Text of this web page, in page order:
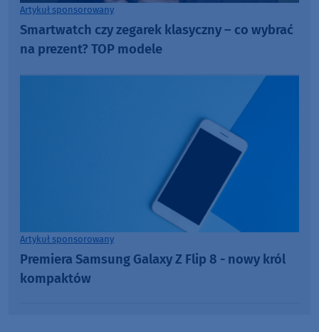
Artykuł sponsorowany
Smartwatch czy zegarek klasyczny – co wybrać
na prezent? TOP modele
Artykuł sponsorowany
Premiera Samsung Galaxy Z Flip 8 - nowy król
kompaktów